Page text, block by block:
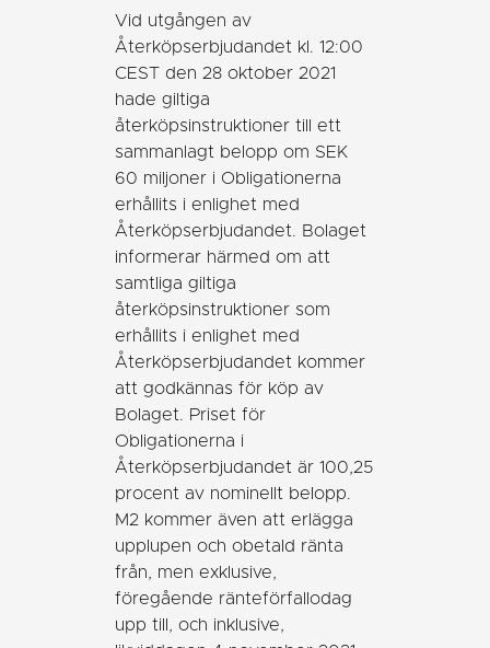
Vid utgången av
Återköpserbjudandet kl. 12:00
CEST den 28 oktober 2021
hade giltiga
återköpsinstruktioner till ett
sammanlagt belopp om SEK
60 miljoner i Obligationerna
erhållits i enlighet med
Återköpserbjudandet. Bolaget
informerar härmed om att
samtliga giltiga
återköpsinstruktioner som
erhållits i enlighet med
Återköpserbjudandet kommer
att godkännas för köp av
Bolaget. Priset för
Obligationerna i
Återköpserbjudandet är 100,25
procent av nominellt belopp.
M2 kommer även att erlägga
upplupen och obetald ränta
från, men exklusive,
föregående ränteförfallodag
upp till, och inklusive,